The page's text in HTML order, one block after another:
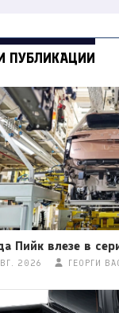
ПУБЛИКАЦИИ
Пийк влезе в
2026 ГЕОРГИ